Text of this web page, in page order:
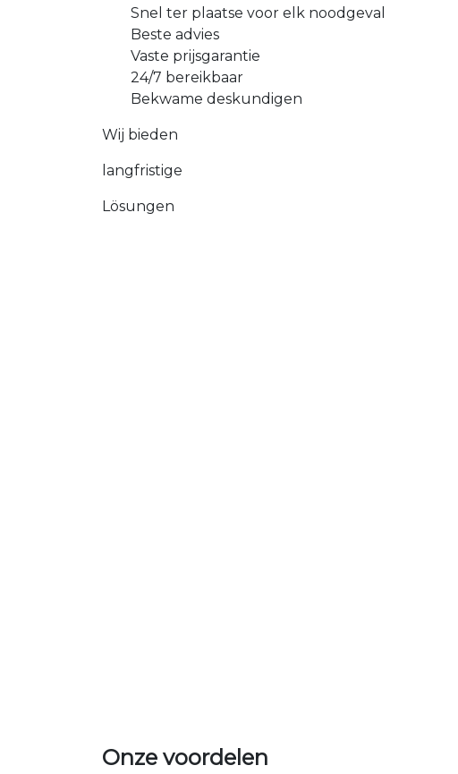
Snel ter plaatse voor elk noodgeval
Beste advies
Vaste prijsgarantie
24/7 bereikbaar
Bekwame deskundigen
Wij bieden
langfristige
Lösungen
Onze voordelen